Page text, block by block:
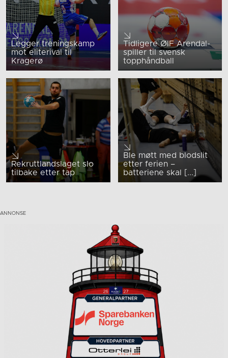
Legger treningskamp
mot eliterival til
Kragerø
Tidligere ØIF Arendal-
spiller til svensk
topphåndball
Rekruttlandslaget slo
tilbake etter tap
Ble møtt med blodslit
etter ferien –
batteriene skal [...]